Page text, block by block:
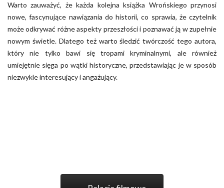
Warto zauważyć, że każda kolejna książka Wrońskiego przynosi
nowe, fascynujące nawiązania do historii, co sprawia, że czytelnik
może odkrywać różne aspekty przeszłości i poznawać ją w zupełnie
nowym świetle. Dlatego też warto śledzić twórczość tego autora,
który nie tylko bawi się tropami kryminalnymi, ale również
umiejętnie sięga po wątki historyczne, przedstawiając je w sposób
niezwykle interesujący i angażujący.